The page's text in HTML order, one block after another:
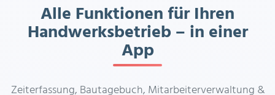
Alle Funktionen für Ihren
Handwerksbetrieb – in einer
App
Zeiterfassung, Bautagebuch, Mitarbeiterverwaltung &